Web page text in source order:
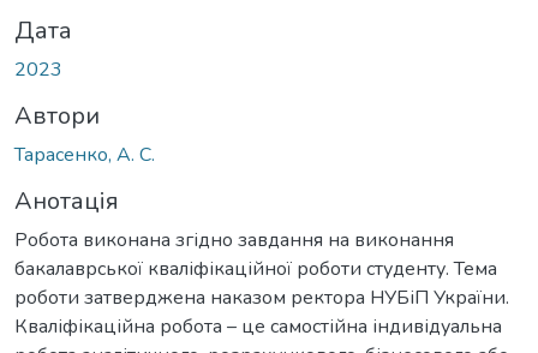
Дата
2023
Автори
Тарасенко, А. С.
Анотація
Робота виконана згідно завдання на виконання
бакалаврської кваліфікаційної роботи студенту. Тема
роботи затверджена наказом ректора НУБіП України.
Кваліфікаційна робота – це самостійна індивідуальна